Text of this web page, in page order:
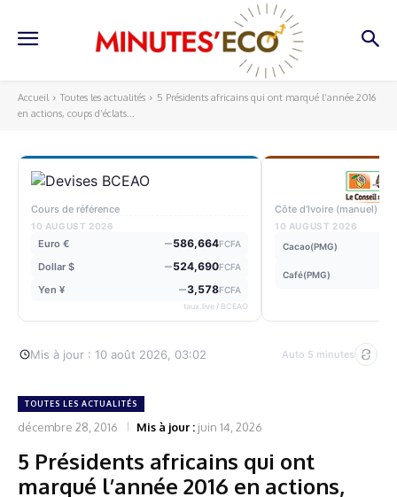
Accueil Toutes les actualités
5 Présidents africains qui ont marqué l’année 2016
en actions, coups d’éclats...
Cours de référence
10 AUGUST 2026
Euro € 586,664FCFA
Dollar $ 524,690FCFA
Yen ¥ 3,578FCFA
taux.live / BCEAO
Côte d'Ivoire (manuel)
10 AUGUST 2026
Cacao(PMG)
Café(PMG)
Mis à jour : 10 août 2026, 03:02 Auto 5 minutes
TOUTES LES ACTUALITÉS
décembre 28, 2016 Mis à jour : juin 14, 2026
5 Présidents africains qui ont
marqué l’année 2016 en actions,